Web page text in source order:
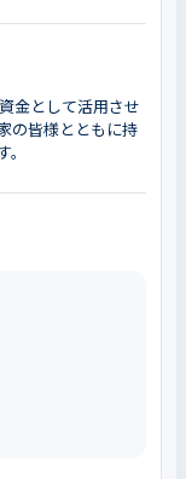
金として活用させ
の皆様とともに持
。